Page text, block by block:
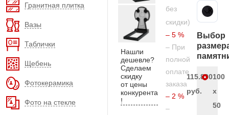
Гранитная плитка
Вазы
Таблички
Щебень
Фотокерамика
Фото на стекле
Нашли
дешевле?
Сделаем
скидку
от цены
конкурента
!
без
скидки)
– 5 %
– При
полной
оплате
заказа
– 2 %
–
Карельский гранит
Выбор
115.800
руб.
100
x
50